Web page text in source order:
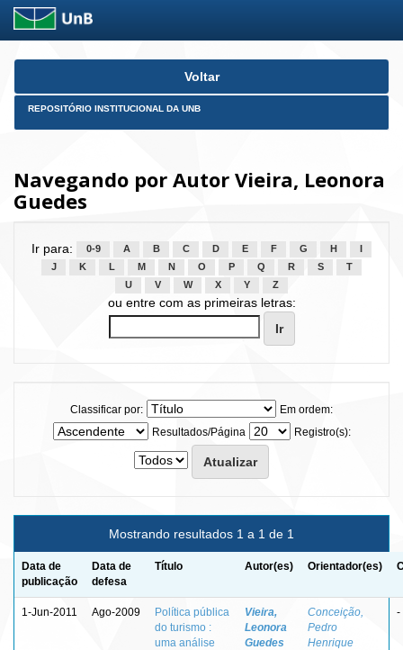
Skip
Voltar
REPOSITÓRIO INSTITUCIONAL DA UNB
Navegando por Autor Vieira, Leonora
Guedes
Ir para: 0-9 A B C D E F G H
J
K L M N O P Q R S
T
U
V W X Y Z
ou entre com as primeiras letras:
Classificar por:
Em ordem:
Resultados/Página
Registro(s):
Mostrando resultados 1 a 1 de 1
Data de
publicação
Data de
defesa
Título Autor(es) Orientador(es)
1-Jun-2011 Ago-2009
Política pública
do turismo :
uma análise
Vieira,
Leonora
Guedes
Conceição,
Pedro
Henrique
-